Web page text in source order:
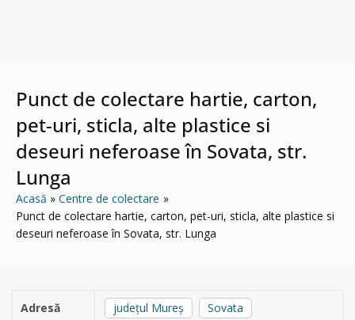
Punct de colectare hartie, carton,
pet-uri, sticla, alte plastice si
deseuri neferoase în Sovata, str.
Lunga
Acasă
Centre de colectare
Punct de colectare hartie, carton, pet-uri, sticla, alte plastice si
deseuri neferoase în Sovata, str. Lunga
Adresă județul Mureș Sovata